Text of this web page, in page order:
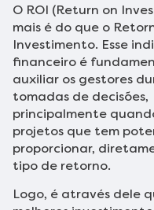
O ROI (Return on
mais é do que o
Investimento. Esse
financeiro é
auxiliar os gestores
tomadas de decisões,
principalmente
projetos que tem
proporcionar,
tipo de retorno.
Logo, é através dele